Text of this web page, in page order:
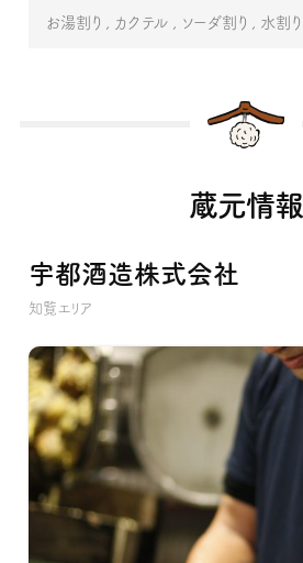
お湯割り カクテル ソーダ割り 水割り
蔵元情報
宇都酒造株式会社
知覧エリア